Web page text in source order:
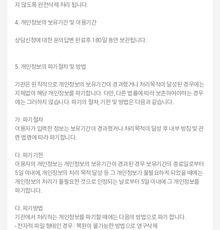
지 않도록 완전삭제 처리 됩니다.
4. 개인정보의 보유기간 및 이용기간
상담신청에 대한 문의답변 완료후 180일 동안 보관됩니다.
5. 개인정보의 파기절차 및 방법
기관은 원칙적으로 개인정보의 보유기간이 경과했거나 처리목적이 달성된 경우에는
지체없이 해당 개인정보를 파기합니다. 다만, 다른 법률에 따라 보존하여야하는 경우
에는 그러하지 않습니다. 파기의 절차, 기한 및 방법은 다음과 같습니다.
가. 파기절차
이용자가 입력한 정보는 보유기간이 경과했거나 처리목적이 달성 후 내부 방침 및 관
련 법령에 따라 파기합니다.
다. 파기기한
이용자의 개인정보는 개인정보의 보유기간이 경과된 경우 보유기간의 종료일로부터
5일 이내에, 개인정보의 처리 목적 달성 등 그 개인정보가 불필요하게 되었을 때에는
개인정보의 처리가 불필요한 것으로 인정되는 날로부터 5일 이내에 그 개인정보를
파기합니다.
다. 파기방법
기관에서 처리하는 개인정보를 파기할 때에는 다음의 방법으로 파기 합니다.
- 전자적 파일 형태인 경우 : 복원이 불가능한 방법으로 영구삭제